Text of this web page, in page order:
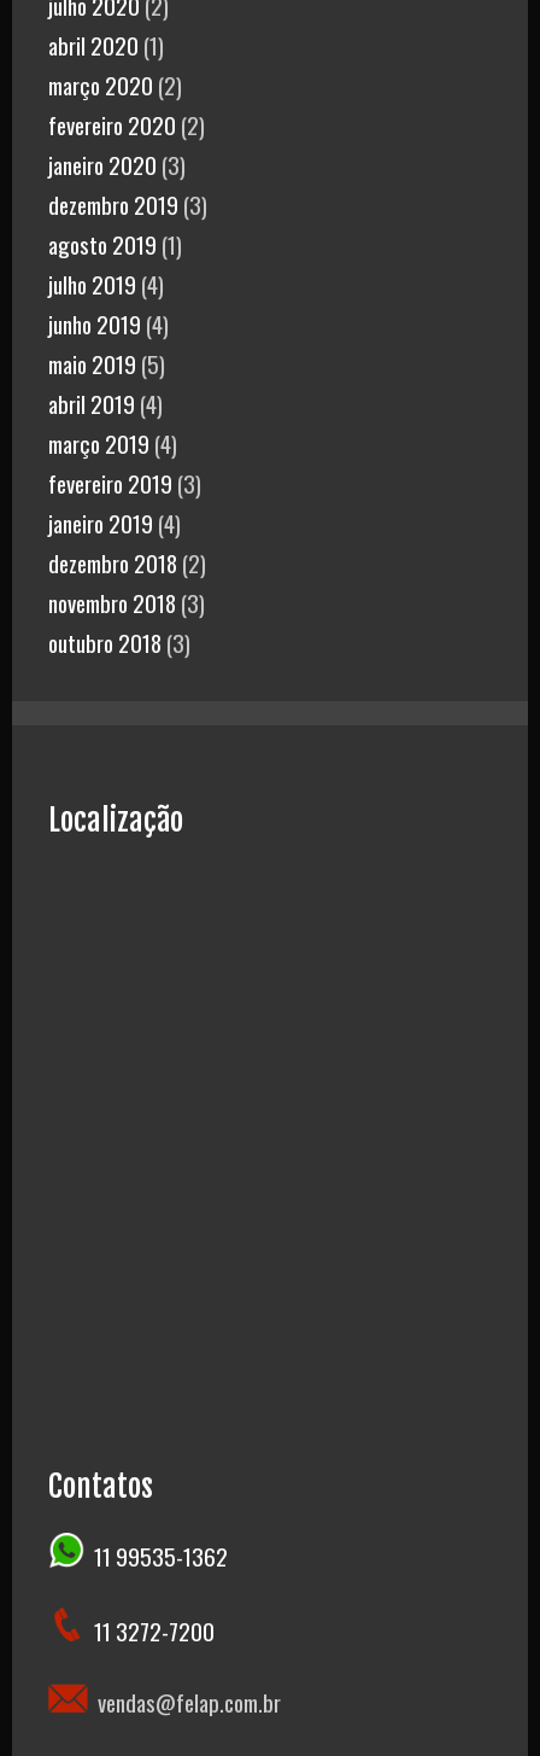
abril 2020 (1)
março 2020 (2)
fevereiro 2020 (2)
janeiro 2020 (3)
dezembro 2019 (3)
agosto 2019 (1)
julho 2019 (4)
junho 2019 (4)
maio 2019 (5)
abril 2019 (4)
março 2019 (4)
fevereiro 2019 (3)
janeiro 2019 (4)
dezembro 2018 (2)
novembro 2018 (3)
outubro 2018 (3)
Localização
Contatos
11 99535-1362
11 3272-7200
vendas@felap.com.br